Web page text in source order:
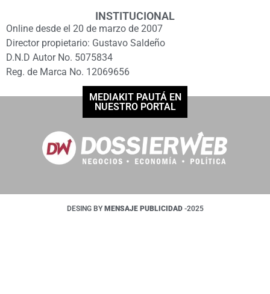
INSTITUCIONAL
Online desde el 20 de marzo de 2007
Director propietario: Gustavo Saldeño
D.N.D Autor No. 5075834
Reg. de Marca No. 12069656
MEDIAKIT PAUTÁ EN
NUESTRO PORTAL
DESING BY MENSAJE PUBLICIDAD -2025